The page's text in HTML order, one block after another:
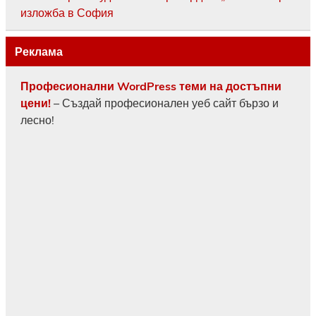
изложба в София
Реклама
Професионални WordPress теми на достъпни
цени!– Създай професионален уеб сайт бързо и
лесно!